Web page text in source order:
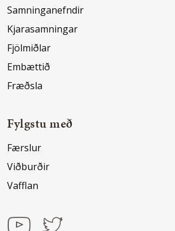
Samninganefndir
Kjarasamningar
Fjölmiðlar
Embættið
Fræðsla
Fylgstu með
Færslur
Viðburðir
Vafflan